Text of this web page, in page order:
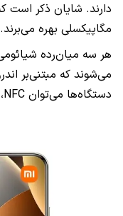
مگاپیکسلی بهره می‌برند.
دستگاه‌ها می‌توان NFC، وای‌فای 6E و بلوتوث را نام برد.